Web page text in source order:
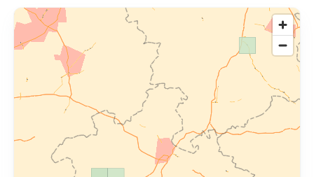
© OpenMapTiles OpenStreetMap